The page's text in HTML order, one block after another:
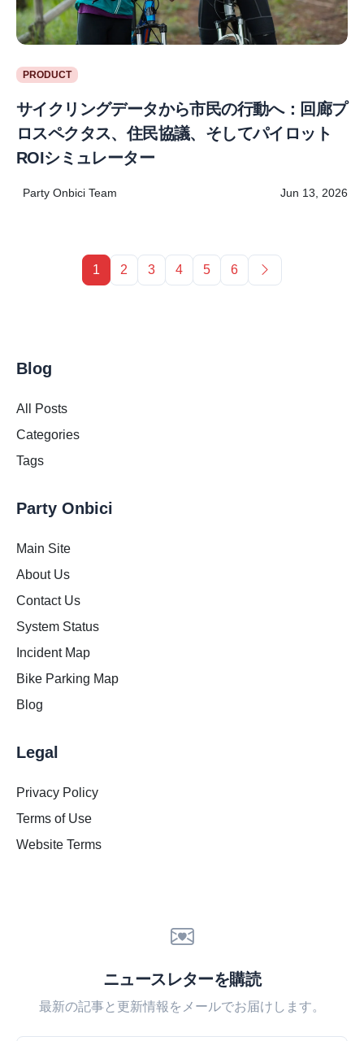
PRODUCT
サイクリングデータから市民の行動へ：回廊プ
ロスペクタス、住民協議、そしてパイロット
ROIシミュレーター
Party Onbici Team Jun 13, 2026
1 2 3 4 5 6
Blog
All Posts
Categories
Tags
Party Onbici
Main Site
About Us
Contact Us
System Status
Incident Map
Bike Parking Map
Blog
Legal
Privacy Policy
Terms of Use
Website Terms
ニュースレターを購読
最新の記事と更新情報をメールでお届けします。